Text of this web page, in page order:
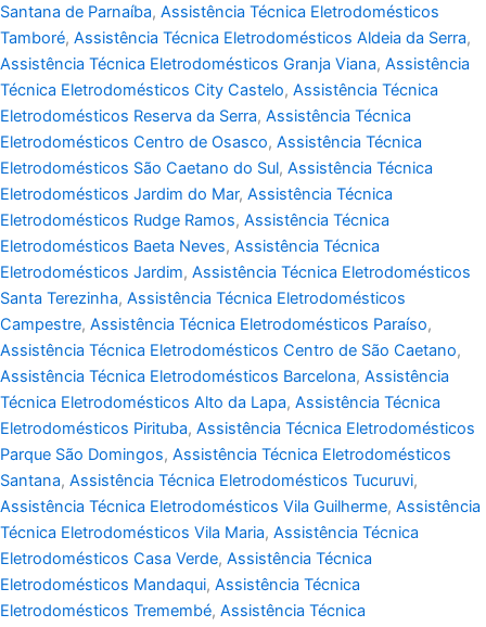
Santana de Parnaíba, Assistência Técnica Eletrodomésticos
Tamboré, Assistência Técnica Eletrodomésticos Aldeia da Serra,
Assistência Técnica Eletrodomésticos Granja Viana, Assistência
Técnica Eletrodomésticos City Castelo, Assistência Técnica
Eletrodomésticos Reserva da Serra, Assistência Técnica
Eletrodomésticos Centro de Osasco, Assistência Técnica
Eletrodomésticos São Caetano do Sul, Assistência Técnica
Eletrodomésticos Jardim do Mar, Assistência Técnica
Eletrodomésticos Rudge Ramos, Assistência Técnica
Eletrodomésticos Baeta Neves, Assistência Técnica
Eletrodomésticos Jardim, Assistência Técnica Eletrodomésticos
Santa Terezinha, Assistência Técnica Eletrodomésticos
Campestre, Assistência Técnica Eletrodomésticos Paraíso,
Assistência Técnica Eletrodomésticos Centro de São Caetano,
Assistência Técnica Eletrodomésticos Barcelona, Assistência
Técnica Eletrodomésticos Alto da Lapa, Assistência Técnica
Eletrodomésticos Pirituba, Assistência Técnica Eletrodomésticos
Parque São Domingos, Assistência Técnica Eletrodomésticos
Santana, Assistência Técnica Eletrodomésticos Tucuruvi,
Assistência Técnica Eletrodomésticos Vila Guilherme, Assistência
Técnica Eletrodomésticos Vila Maria, Assistência Técnica
Eletrodomésticos Casa Verde, Assistência Técnica
Eletrodomésticos Mandaqui, Assistência Técnica
Eletrodomésticos Tremembé, Assistência Técnica